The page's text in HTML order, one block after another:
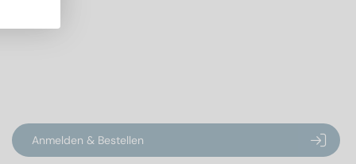
Anmelden & Bestellen